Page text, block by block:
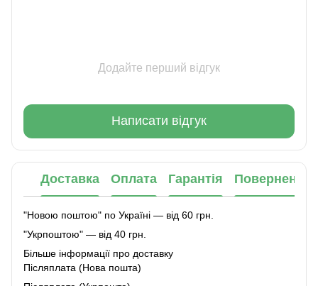
Додайте перший відгук
Написати відгук
Доставка Оплата Гарантія Повернення
"Новою поштою" по Україні — від 60 грн.
"Укрпоштою" — від 40 грн.
Більше інформації про доставку
Післяплата (Нова пошта)